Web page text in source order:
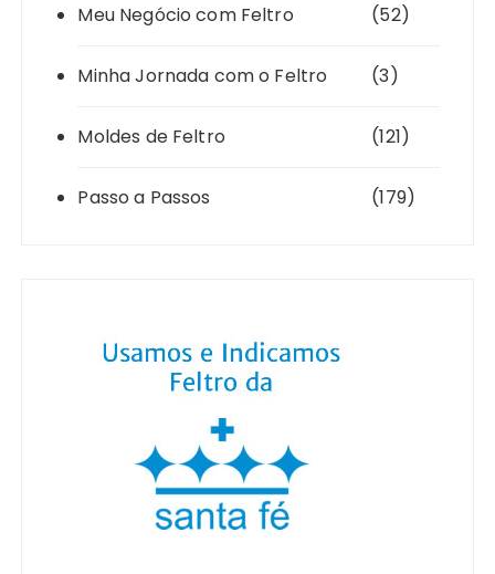
Meu Negócio com Feltro (52)
Minha Jornada com o Feltro (3)
Moldes de Feltro (121)
Passo a Passos (179)